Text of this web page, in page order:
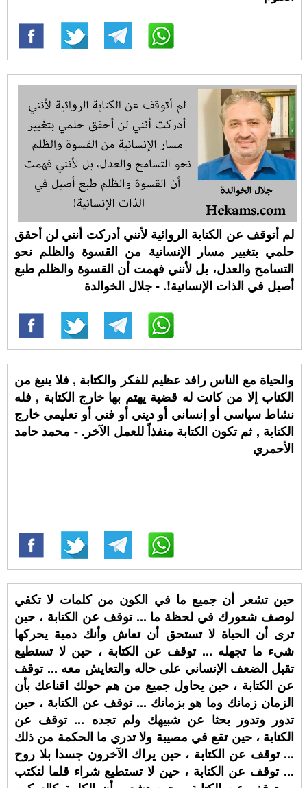
لم أتوقف عن الكتابة الروائية لأنني أدركت أنني لن أحقق
حلمي بتغيير مسار الإنسانية من القسوة والظلم نحو
التسامح والعدل، بل لأنني فهمت أن القسوة والظلم طبع
أصيل في الذات الإنسانية!. - جلال الخوالدة
والحياة مع الناس رافد عظيم للفكر والكتابة , فلا ينبغ من
الكتاب إلا من كانت له قضية يهتم بها خارج الكتابة , فله
نشاط سياسي أو إنساني أو ديني أو فني أو تعليمي خارج
الكتابة , ثم تكون الكتابة منفذاً للعمل الآخر. - محمد حامد
الأحمري
حين تشعر أن جميع ما في الكون من كلمات لا تكفي
لوصف شعورك في لحظة ما ... توقف عن الكتابة ، حين
ترى أن الحياة لا تستحق أن تعاش وأنك دمية يحركها
شيء ما تجهله ... توقف عن الكتابة ، حين لا تستطيع
تقبل الضعف الإنساني على حاله والتعايش معه ... توقف
عن الكتابة ، حين يحاول جميع من هم حولك اقناعك بأن
الزمان زمانك وما هو بزمانك ... توقف عن الكتابة ، حين
تدور وتدور بحثا عن شبيهك ولم تجده ... توقف عن
الكتابة ، حين تقع في مصيبة ولا تدري ما الحكمة من ذلك
... توقف عن الكتابة ، حين يراك الآخرون جسدا بلا روح
... توقف عن الكتابة ، حين لا تستطيع شراء قلما لتكتب